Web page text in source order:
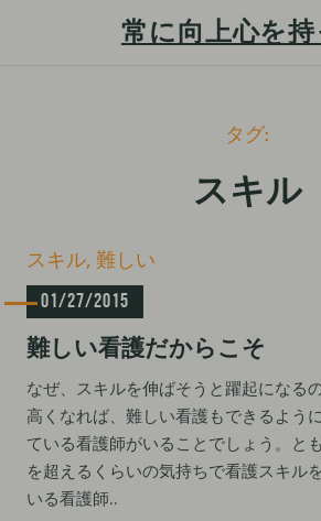
常に向上心を持
タグ:
スキル
C
a
t
e
g
r
i
e
s
スキル 難しい
01/27/2015
難しい看護だからこそ
なぜ、スキルを伸ばそうと躍起になる
高くなれば、難しい看護もできるよう
ている看護師がいることでしょう。と
を超えるくらいの気持ちで看護スキル
いる看護師..